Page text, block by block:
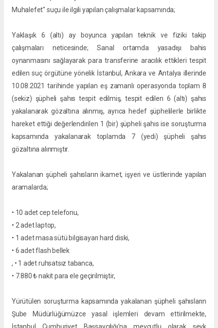
Muhalefet" suçu ile ilgili yapılan çalışmalar kapsamında;
Yaklaşık 6 (altı) ay boyunca yapılan teknik ve fiziki takip
çalışmaları neticesinde; Sanal ortamda yasadışı bahis
oynanmasını sağlayarak para transferine aracılık ettikleri tespit
edilen suç örgütüne yönelik İstanbul, Ankara ve Antalya illerinde
10.08.2021 tarihinde yapılan eş zamanlı operasyonda toplam 8
(sekiz) şüpheli şahıs tespit edilmiş, tespit edilen 6 (altı) şahıs
yakalanarak gözaltına alınmış, ayrıca hedef şüphelilerle birlikte
hareket ettiği değerlendirilen 1 (bir) şüpheli şahıs ise soruşturma
kapsamında yakalanarak toplamda 7 (yedi) şüpheli şahıs
gözaltına alınmıştır.
Yakalanan şüpheli şahısların ikamet, işyeri ve üstlerinde yapılan
aramalarda;
• 10 adet cep telefonu,
• 2 adet laptop,
• 1 adet masa sütü bilgisayarı hard diski,
• 6 adet flash bellek
, • 1 adet ruhsatsız tabanca,
• 7.880 ₺ nakit para ele geçirilmiştir,
Yürütülen soruşturma kapsamında yakalanan şüpheli şahısların
Şube Müdürlüğümüzce yasal işlemleri devam ettirilmekte,